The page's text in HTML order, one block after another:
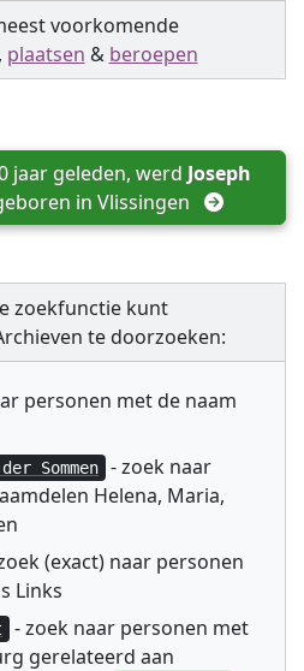
voorkomende
, plaatsen & beroepen
jaar geleden, werd Joseph
in Vlissingen
zoekfunctie kunt
te doorzoeken:
personen met de naam
Sommen
- zoek naar
Helena, Maria,
(exact) naar personen
Links
- zoek naar personen met
gerelateerd aan